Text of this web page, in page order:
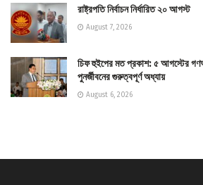
রাষ্ট্রপতি নির্বাচন নির্ধারিত ২০ আগস্ট
August 7, 2026
চিফ হুইপের মত প্রকাশ: ৫ আগস্টের
পুনর্জীবনের গুরুত্বপূর্ণ অধ্যায়
August 6, 2026